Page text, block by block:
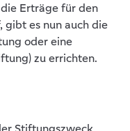
Erträge für den
es nun auch die
oder eine
zu errichten.